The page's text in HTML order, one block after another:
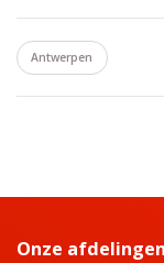
Antwerpen
Onze afdelingen